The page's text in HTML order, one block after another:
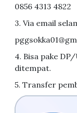
0856 4313 4822
3. Via email
4. Bisa pake
ditempat.
5. Transfer